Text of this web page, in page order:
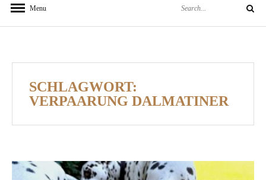
Menu Search
SCHLAGWORT:
VERPAARUNG DALMATINER